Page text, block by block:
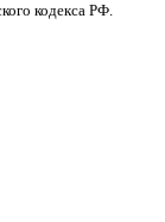
кодекса РФ.